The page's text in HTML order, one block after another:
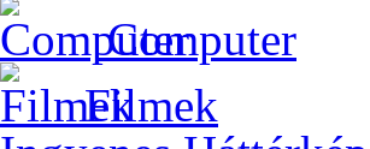
Computer
Filmek